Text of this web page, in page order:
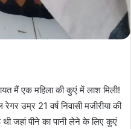
मैं एक महिला की कुएं में लाश मिली!
उम्र 21 वर्ष निवासी मजीरीया की
जहां पीने का पानी लेने के लिए कुएं